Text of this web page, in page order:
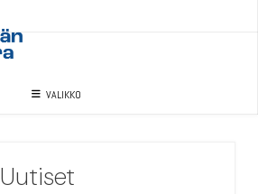
VALIKKO
Uutiset